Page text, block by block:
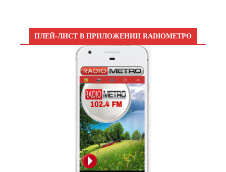
ПЛЕЙ-ЛИСТ В ПРИЛОЖЕНИИ RADIOМЕТРО